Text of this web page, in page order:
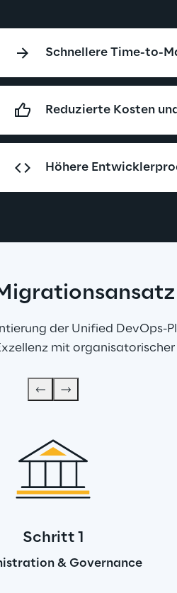
Schnellere Time-to-
Reduzierte Kosten
Höhere
der Unified DevOps-
mit
Schritt 1
& Governance